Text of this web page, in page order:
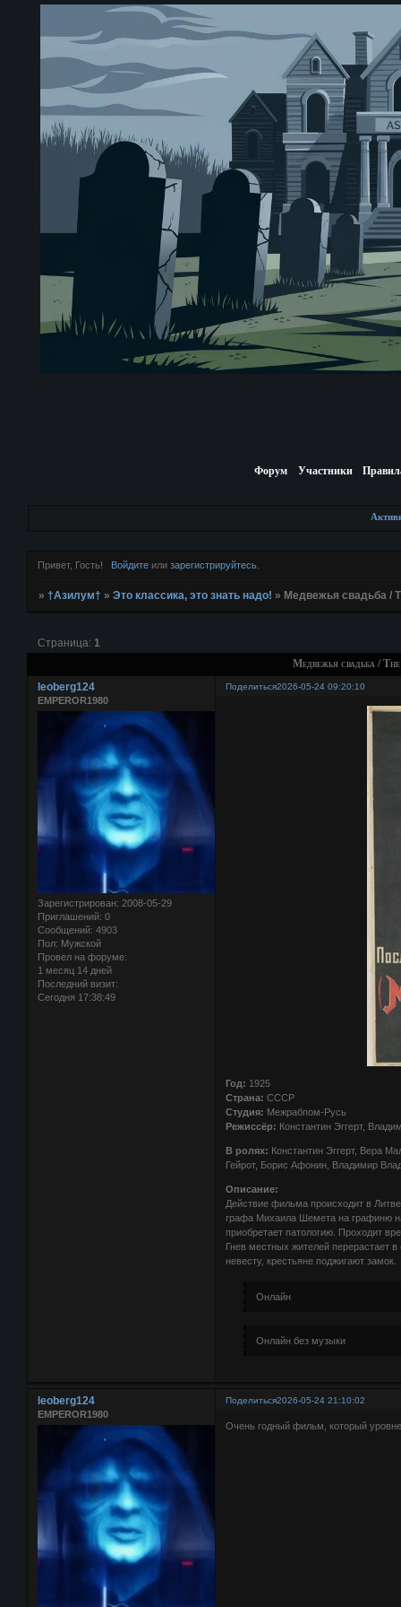
Форум Участники
Привет, Гость! Войдитеили зарегистрируйтесь.
»†Азилум† »Это классика, это знать надо! » Медвежья свадьба /
Медвежья свадьба /
Страница: 1
Поделиться2026-05-24 09:20:10
leoberg124
EMPEROR1980
Зарегистрирован: 2008-05-29
Приглашений: 0
Сообщений: 4903
Пол: Мужской
Провел на форуме:
1 месяц 14 дней
Последний визит:
Сегодня 17:38:49
Год: 1925
Страна: СССР
Студия: Межрабпом-Русь
Режиссёр: Константин Эггерт,
В ролях: Константин Эггерт, Вера
Гейрот, Борис Афонин, Владимир
Описание:
Действие фильма происходит в
графа Михаила Шемета на графиню
приобретает патологию. Проходит
Гнев местных жителей перерастает
невесту, крестьяне поджигают замок.
Онлайн
Онлайн без музыки
Поделиться2026-05-24 21:10:02
leoberg124
EMPEROR1980
Очень годный фильм, который